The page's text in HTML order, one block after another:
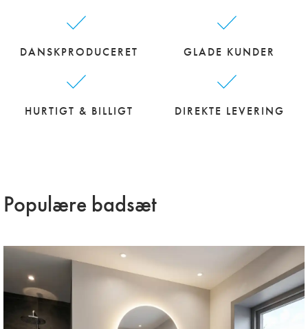
DANSKPRODUCERET GLADE KUNDER
HURTIGT & BILLIGT DIREKTE LEVERING
Populære badsæt